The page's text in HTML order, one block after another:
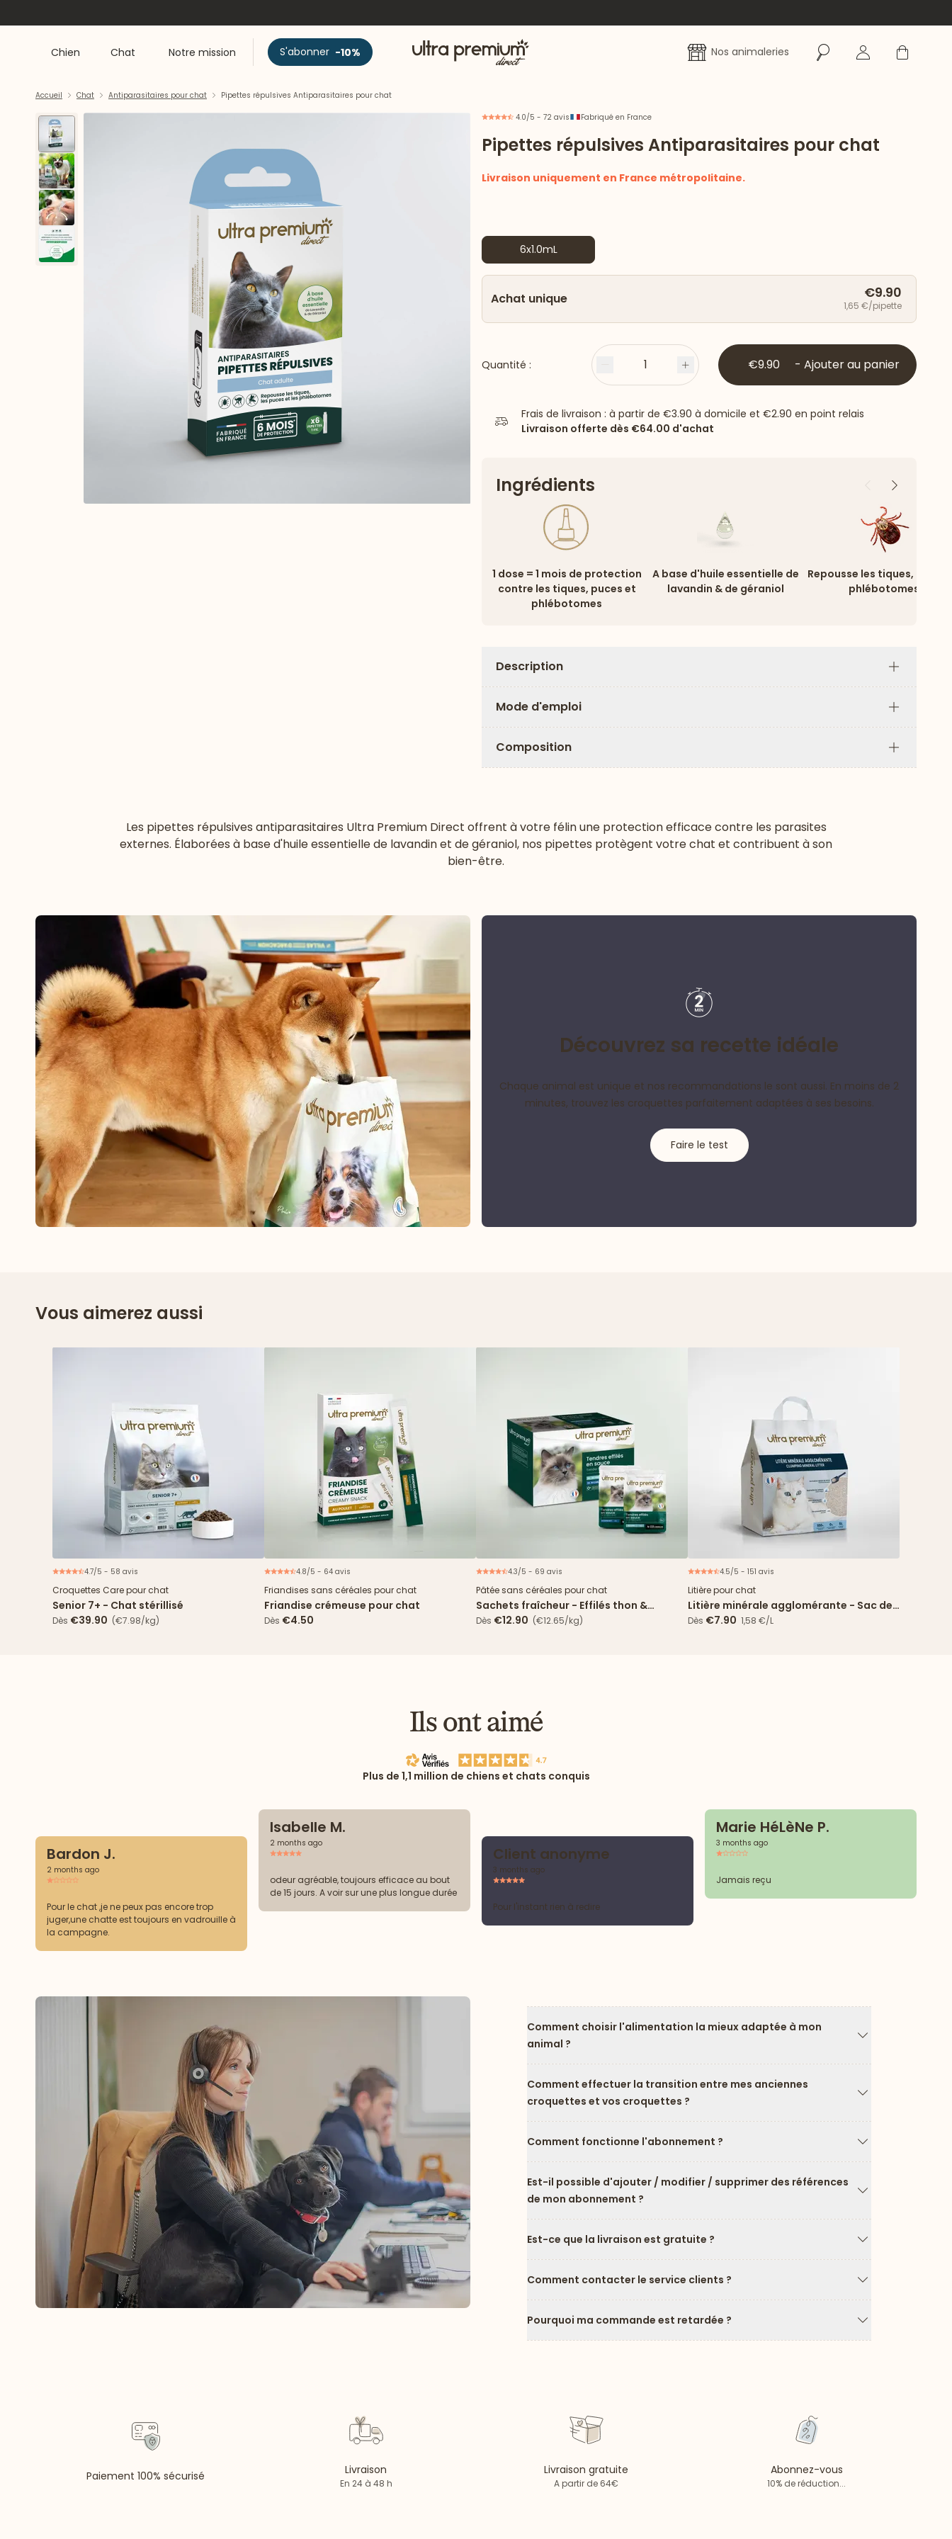
Chien Chat Notre mission S'abonner -10% Accueil Nos animaleries RechercherSe connecter
Panier
Accueil Chat Antiparasitaires pour chat Pipettes répulsives Antiparasitaires pour chat
4.0/5 - 72 avis Fabriqué en France
Pipettes répulsives Antiparasitaires pour chat
Livraison uniquement en France métropolitaine.
6x1.0mL
Achat unique €9.90
1,65 €/pipette
Quantité : Moins 1 Plus €9.90 - Ajouter au panier
Frais de livraison : à partir de €3.90 à domicile et €2.90 en point relais
Livraison offerte dès €64.00 d'achat
Ingrédients PrécédentSuivant
1 dose = 1 mois de protection
contre les tiques, puces et
phlébotomes
A base d'huile essentielle de
lavandin & de géraniol
Repousse les tiques, puces
phlébotomes
Description
Plus
Mode d'emploi
Plus
Composition
Plus
Les pipettes répulsives antiparasitaires Ultra Premium Direct offrent à votre félin une protection efficace contre les parasites
externes. Élaborées à base d'huile essentielle de lavandin et de géraniol, nos pipettes protègent votre chat et contribuent à son
bien-être.
Découvrez sa recette idéale
Chaque animal est unique et nos recommandations le sont aussi. En moins de 2
minutes, trouvez les croquettes parfaitement adaptées à ses besoins.
Faire le test
Vous aimerez aussi
4.7/5 - 58 avis
Croquettes Care pour chat
Senior 7+ - Chat stérillisé
Dès €39.90 (€7.98/kg)
4.8/5 - 64 avis
Friandises sans céréales pour chat
Friandise crémeuse pour chat
Dès €4.50
4.3/5 - 69 avis
Pâtée sans céréales pour chat
Sachets fraîcheur - Effilés thon &
cabillaud en sauce
Dès €12.90 (€12.65/kg)
4.5/5 - 151 avis
Litière pour chat
Litière minérale agglomérante - Sac de
5L
Dès €7.90 1,58 €/L
Ils ont aimé
Plus de 1,1 million de chiens et chats conquis
Bardon J.
2 months ago
Pour le chat ,je ne peux pas encore trop
juger,une chatte est toujours en vadrouille à
la campagne.
Isabelle M.
2 months ago
odeur agréable, toujours efficace au bout
de 15 jours. A voir sur une plus longue durée
Client anonyme
3 months ago
Pour l'instant rien à redire
Marie HéLèNe P.
3 months ago
Jamais reçu
Comment choisir l'alimentation la mieux adaptée à mon
animal ?
Comment effectuer la transition entre mes anciennes
croquettes et vos croquettes ?
Comment fonctionne l'abonnement ?
Flèche vers le
Est-il possible d'ajouter / modifier / supprimer des références
de mon abonnement ?
Est-ce que la livraison est gratuite ?
Flèche vers le
Comment contacter le service clients ?
Flèche vers le
Pourquoi ma commande est retardée ?
Flèche vers le
Paiement 100% sécurisé Livraison
En 24 à 48 h
Livraison gratuite
A partir de 64€
Abonnez-vous
10% de réduction...